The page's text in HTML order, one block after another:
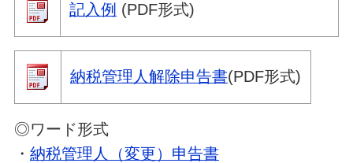
記入例 (PDF形式)
納税管理人解除申告書(PDF形式)
◎ワード形式
・ 納税管理人（変更）申告書